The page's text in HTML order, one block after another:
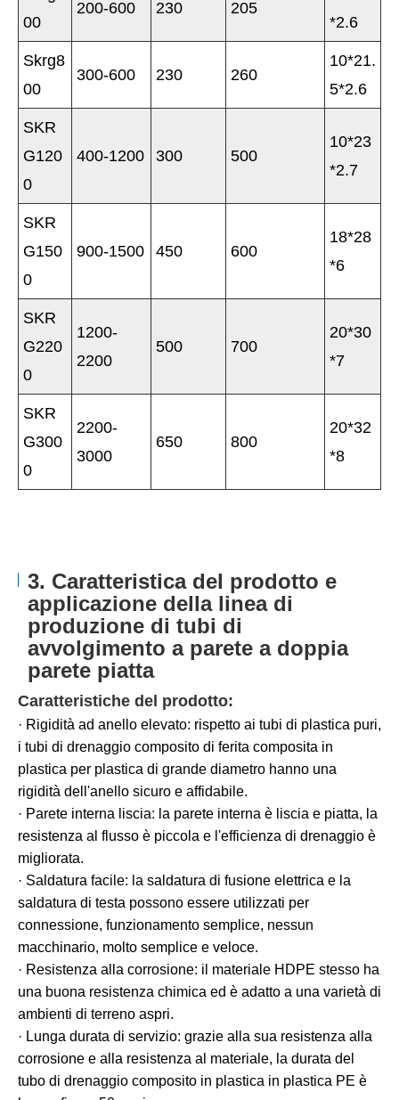
00
200-600 230 205
*2.6
Skrg8
00
300-600 230 260
10*21.
5*2.6
SKR
G120
0
400-1200 300 500
10*23
*2.7
SKR
G150
0
900-1500 450 600
18*28
*6
SKR
G220
0
1200-
2200
500 700
20*30
*7
SKR
G300
0
2200-
3000
650 800
20*32
*8
3. Caratteristica del prodotto e
applicazione della linea di
produzione di tubi di
avvolgimento a parete a doppia
parete piatta
Caratteristiche del prodotto:
· Rigidità ad anello elevato: rispetto ai tubi di plastica puri,
i tubi di drenaggio composito di ferita composita in
plastica per plastica di grande diametro hanno una
rigidità dell'anello sicuro e affidabile.
· Parete interna liscia: la parete interna è liscia e piatta, la
resistenza al flusso è piccola e l'efficienza di drenaggio è
migliorata.
· Saldatura facile: la saldatura di fusione elettrica e la
saldatura di testa possono essere utilizzati per
connessione, funzionamento semplice, nessun
macchinario, molto semplice e veloce.
· Resistenza alla corrosione: il materiale HDPE stesso ha
una buona resistenza chimica ed è adatto a una varietà di
ambienti di terreno aspri.
· Lunga durata di servizio: grazie alla sua resistenza alla
corrosione e alla resistenza al materiale, la durata del
tubo di drenaggio composito in plastica in plastica PE è